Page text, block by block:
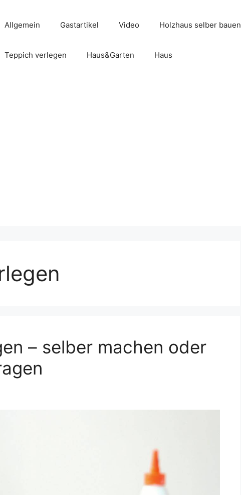
Allgemein Gastartikel Video Holzhaus selber bauen
Teppich verlegen Haus&Garten Haus
– selber machen oder